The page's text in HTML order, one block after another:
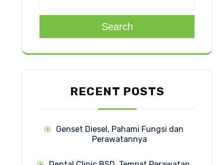
Search
RECENT POSTS
Genset Diesel, Pahami Fungsi dan
Perawatannya